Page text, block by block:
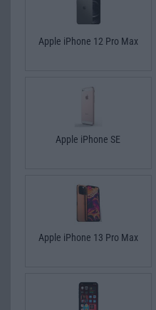
Apple iPhone 12 Pro Max
Apple iPhone SE
Apple iPhone 13 Pro Max